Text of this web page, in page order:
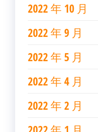
2022 年 10 月
2022 年 9 月
2022 年 5 月
2022 年 4 月
2022 年 2 月